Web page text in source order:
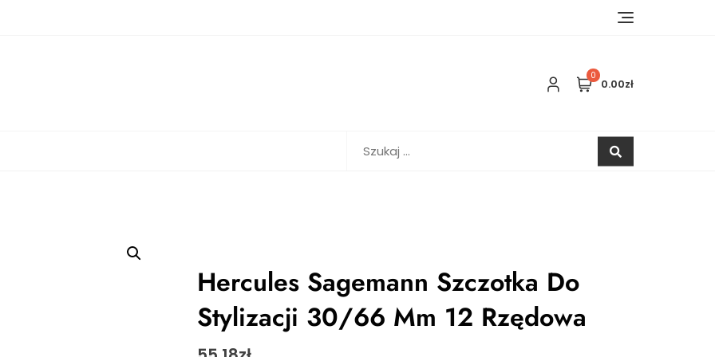
0
0.00zł
Szukaj:
Hercules Sagemann Szczotka Do
Stylizacji 30/66 Mm 12 Rzędowa